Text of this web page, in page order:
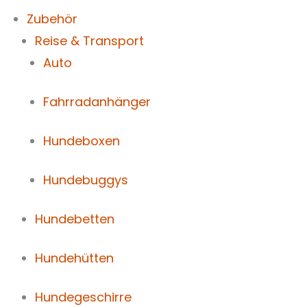
Zubehör
Reise & Transport
Auto
Fahrradanhänger
Hundeboxen
Hundebuggys
Hundebetten
Hundehütten
Hundegeschirre